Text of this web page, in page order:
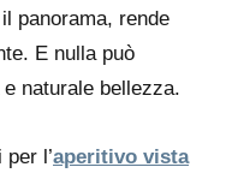
panorama, rende
E nulla può
naturale bellezza.
l’aperitivo vista